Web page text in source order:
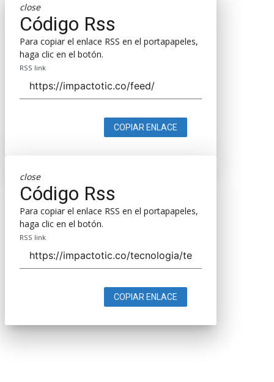
close
Código Rss
Para copiar el enlace RSS en el portapapeles,
haga clic en el botón.
RSS link
COPIAR ENLACE
close
Código Rss
Para copiar el enlace RSS en el portapapeles,
haga clic en el botón.
RSS link
COPIAR ENLACE